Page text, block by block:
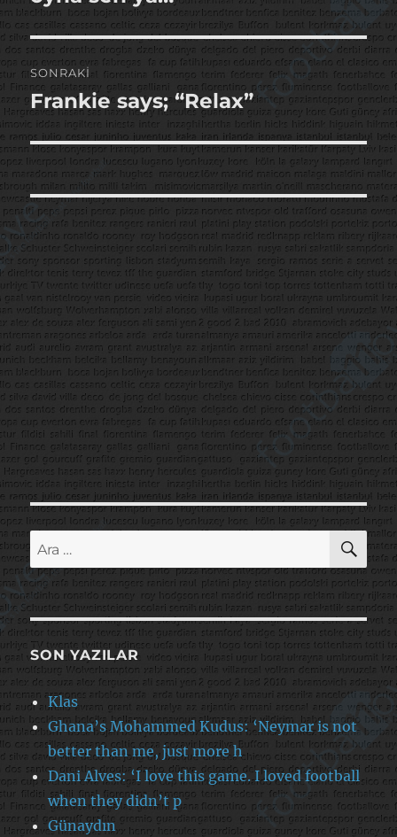
SONRAKI
Sonraki
yazı:
Frankie says; “Relax”
Ara:
SON YAZILAR
Klas
Ghana’s Mohammed Kudus: ‘Neymar is not
better than me, just more h
Dani Alves: ‘I love this game. I loved football
when they didn’t p
Günaydın